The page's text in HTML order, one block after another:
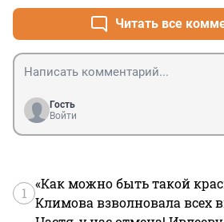
Читать все
Гость
Войти
1
«Как можно быть такой
Климова взволновала всех